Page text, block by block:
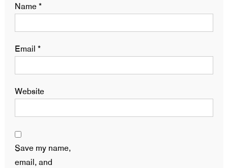
Name*
Email *
Website
Save my name,
email, and